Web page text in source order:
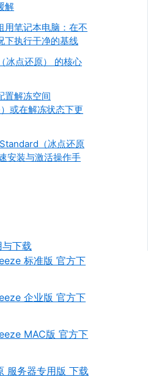
解
用笔记本电脑：在不
下执行干净的基线
冰点还原） 的核心
置解冻空间
或在解冻状态下更
（冰点还原
安装与激活操作手
下载
标准版 官方下
企业版 官方下
MAC版 官方下
服务器专用版 下载